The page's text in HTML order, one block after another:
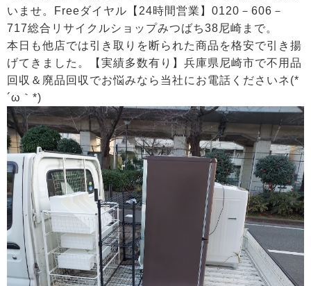
いませ。Freeダイヤル【24時間営業】0120－606－
717総合リサイクルショップみつばち38尼崎まで。
本日も他店では引き取りを断られた商品を格安で引き揚
げてきました。【実績多数有り】兵庫県尼崎市で不用品
回収＆廃品回収でお悩みなら当社にお電話くださいネ(*
´ω｀*)